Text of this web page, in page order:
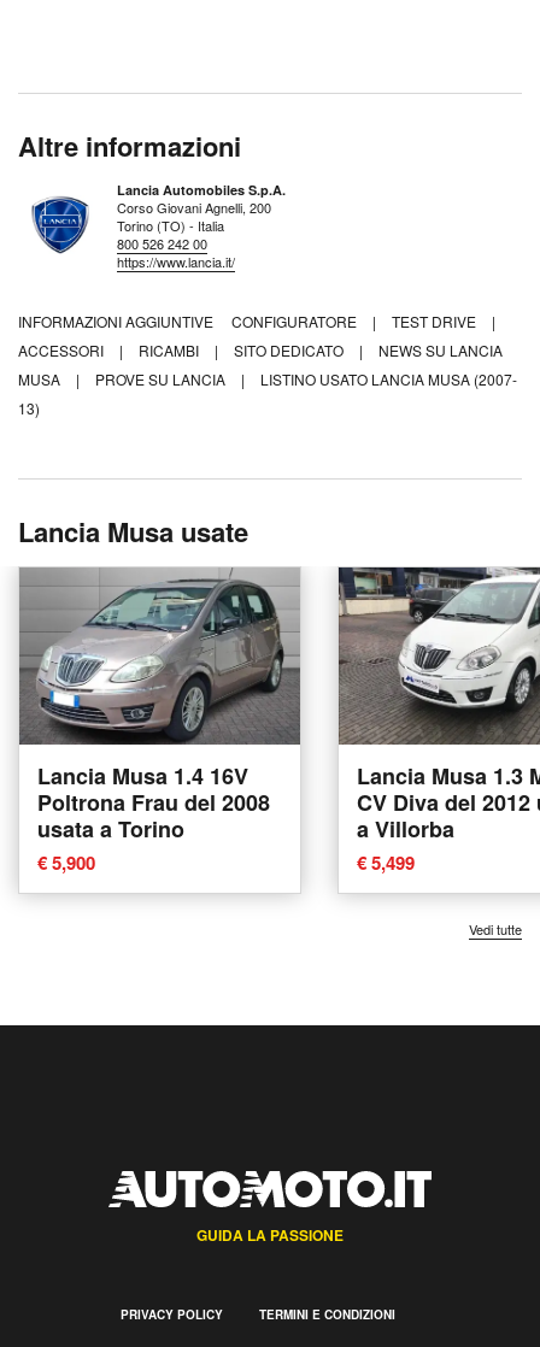
Altre informazioni
Lancia Automobiles S.p.A.
Corso Giovani Agnelli, 200
Torino (TO) - Italia
800 526 242 00
https://www.lancia.it/
INFORMAZIONI AGGIUNTIVE CONFIGURATORE | TEST DRIVE
|
ACCESSORI
| RICAMBI | SITO DEDICATO |
NEWS SU LANCIA
MUSA
| PROVE SU LANCIA |
LISTINO USATO LANCIA MUSA (2007-
13)
Lancia Musa usate
Lancia Musa 1.4 16V
Poltrona Frau del 2008
usata a Torino
€ 5,900
Lancia Musa 1.3
CV Diva del 2012
a Villorba
€ 5,499
Vedi tutte
GUIDA LA PASSIONE
PRIVACY POLICY TERMINI E CONDIZIONI